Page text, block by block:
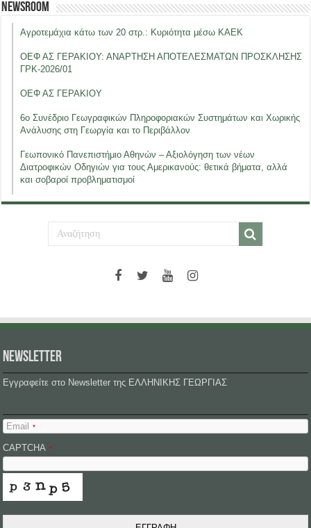
Newsroom
Αγροτεμάχια κάτω των 20 στρ.: Κυριότητα μέσω ΚΑΕΚ
ΟΕΦ ΑΣ ΓΕΡΑΚΙΟΥ: ΑΝΑΡΤΗΣΗ ΑΠΟΤΕΛΕΣΜΑΤΩΝ ΠΡΟΣΚΛΗΣΗΣ
ΓΡΚ-2026/01
ΟΕΦ ΑΣ ΓΕΡΑΚΙΟΥ
6ο Συνέδριο Γεωγραφικών Πληροφοριακών Συστημάτων και Χωρικής
Ανάλυσης στη Γεωργία και το Περιβάλλον
Γεωπονικό Πανεπιστήμιο Αθηνών – Αξιολόγηση των νέων
Διατροφικών Οδηγιών για τους Αμερικανούς: θετικά βήματα, αλλά
και σοβαροί προβληματισμοί
NEWSLETTER
Εγγραφείτε στο Newsletter της ΕΛΛΗΝΙΚΗΣ ΓΕΩΡΓΙΑΣ
Email *
CAPTCHA *